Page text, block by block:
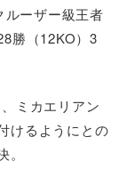
ルーザー級王者
勝（12KO）3
ミカエリアン
けるようにとの